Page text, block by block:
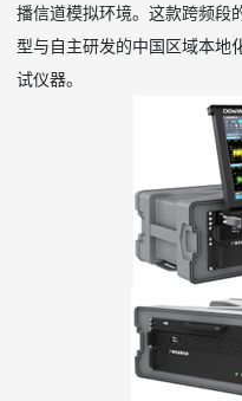
播信道模拟环境。这款跨频段
型与自主研发的中国区域本地
试仪器。